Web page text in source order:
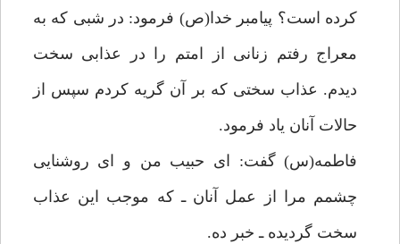
كرده است؟ پيامبر خدا(ص) فرمود: در شبى كه به
معراج رفتم زنانى از امتم را در عذابى سخت
ديدم. عذاب سختى كه بر آن گريه كردم سپس از
حالات آنان ياد فرمود.
فاطمه(س) گفت: اى حبيب من و اى روشنايى
چشمم مرا از عمل آنان ـ كه موجب اين عذاب
سخت گرديده ـ خبر ده.